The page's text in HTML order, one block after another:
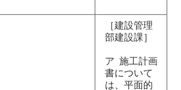
［建設管理
部建設課］
ア 施工計画
書について
は、平面的